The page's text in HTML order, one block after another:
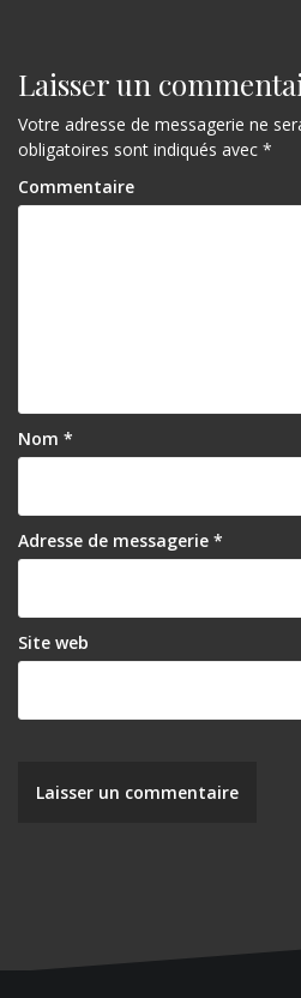
Laisser un
Votre adresse de messagerie ne
obligatoires sont indiqués avec *
Commentaire
Nom *
Adresse de messagerie *
Site web